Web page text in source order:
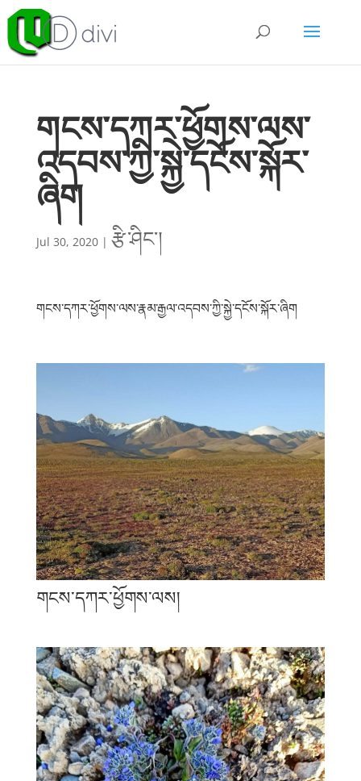
གངས་དཀར་ཕྱོགས་ལས་
འདབས་ཀྱི་སྐྱེ་དངོས་སྐོར་
ཞིག
Jul 30, 2020| རྩི་ཤིང་།
གངས་དཀར་ཕྱོགས་ལས་རྣམ་རྒྱལ་འདབས་ཀྱི་སྐྱེ་དངོས་སྐོར་ཞིག
གངས་དཀར་ཕྱོགས་ལས།